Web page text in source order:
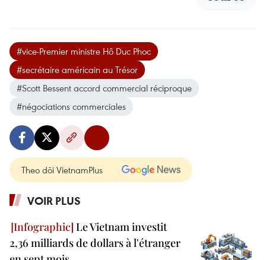
#vice-Premier ministre Hô Duc Phoc
#secrétaire américain au Trésor
#Scott Bessent accord commercial réciproque
#négociations commerciales
Theo dõi VietnamPlus
VOIR PLUS
Le Vietnam investit
2,36 milliards de dollars à l'étranger